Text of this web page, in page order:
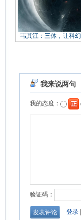
韦其江：三体，让科幻